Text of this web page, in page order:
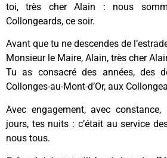
toi, très cher Alain : nous
Collongeards, ce soir.
Avant que tu ne descendes de
Monsieur le Maire, Alain, très cher
Tu as consacré des années, des
Collonges-au-Mont-d’Or, aux
Avec engagement, avec
jours, tes nuits : c’était au service
nous tous.